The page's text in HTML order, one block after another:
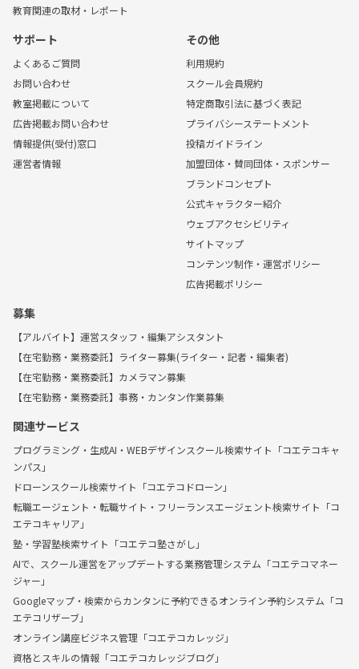
教育関連の取材・レポート
サポート
よくあるご質問
お問い合わせ
教室掲載について
広告掲載お問い合わせ
情報提供(受付)窓口
運営者情報
その他
利用規約
スクール会員規約
特定商取引法に基づく表記
プライバシーステートメント
投稿ガイドライン
加盟団体・賛同団体・スポンサー
ブランドコンセプト
公式キャラクター紹介
ウェブアクセシビリティ
サイトマップ
コンテンツ制作・運営ポリシー
広告掲載ポリシー
募集
【アルバイト】運営スタッフ・編集アシスタント
【在宅勤務・業務委託】ライター募集(ライター・記者・編集者)
【在宅勤務・業務委託】カメラマン募集
【在宅勤務・業務委託】事務・カンタン作業募集
関連サービス
プログラミング・生成AI・WEBデザインスクール検索サイト「コエテコキャ
ンパス」
ドローンスクール検索サイト「コエテコドローン」
転職エージェント・転職サイト・フリーランスエージェント検索サイト「コ
エテコキャリア」
塾・学習塾検索サイト「コエテコ塾さがし」
AIで、スクール運営をアップデートする業務管理システム「コエテコマネー
ジャー」
Googleマップ・検索からカンタンに予約できるオンライン予約システム「コ
エテコリザーブ」
オンライン講座ビジネス管理「コエテコカレッジ」
資格とスキルの情報「コエテコカレッジブログ」